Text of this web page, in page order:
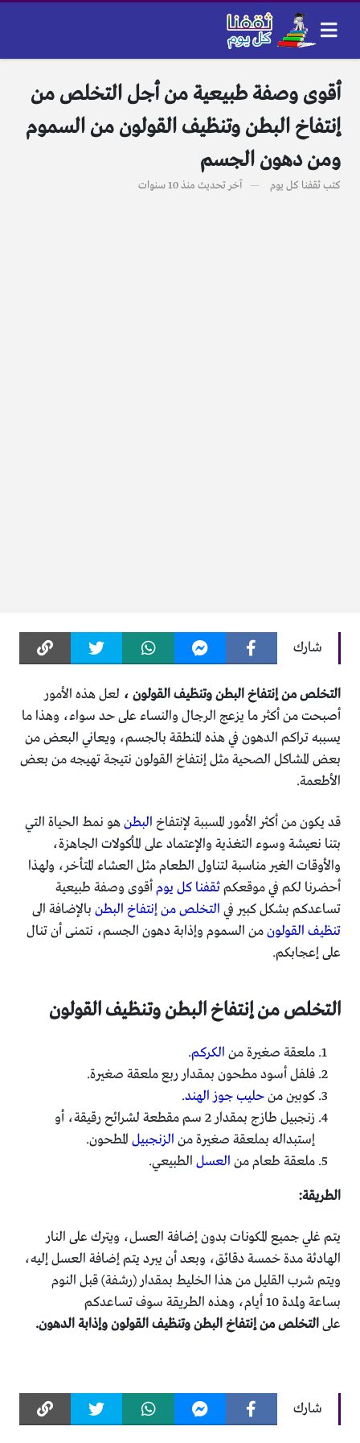
أقوى وصفة طبيعية من أجل التخلص من
إنتفاخ البطن وتنظيف القولون من السموم
ومن دهون الجسم
كتبثقفنا كل يوم آخر تحديث منذ 10 سنوات
شارك
التخلص من إنتفاخ البطن وتنظيف القولون ، لعل هذه الأمور
أصبحت من أكثر ما يزعج الرجال والنساء على حد سواء، وهذا ما
يسببه تراكم الدهون في هذه المنطقة بالجسم، ويعاني البعض من
بعض المشاكل الصحية مثل إنتفاخ القولون نتيجة تهيجه من بعض
الأطعمة.
قد يكون من أكثر الأمور المسببة لإنتفاخ البطنهو نمط الحياة التي
بتنا نعيشة وسوء التغذية والإعتماد على المأكولات الجاهزة،
والأوقات الغير مناسبة لتناول الطعام مثل العشاء المتأخر، ولهذا
أحضرنا لكم في موقعكمثقفنا كل يوم أقوى وصفة طبيعية
تساعدكم بشكل كبير في التخلص من إنتفاخ البطن بالإضافة الى
تنظيف القولونمن السموم وإذابة دهون الجسم، نتمنى أن تنال
على إعجابكم.
التخلص من إنتفاخ البطن وتنظيف القولون
ملعقة صغيرة من الكركم.
فلفل أسود مطحون بمقدار ربع ملعقة صغيرة.
كوبين منحليب جوز الهند.
زنجبيل طازج بمقدار 2 سم مقطعة لشرائح رقيقة، أو
إستبداله بملعقة صغيرة من الزنجبيل المطحون.
ملعقة طعام من العسل الطبيعي.
الطريقة:
يتم غلي جميع المكونات بدون إضافة العسل، ويترك على النار
الهادئة مدة خمسة دقائق، وبعد أن يبرد يتم إضافة العسل إليه،
ويتم شرب القليل من هذا الخليط بمقدار (رشفة) قبل النوم
بساعة ولمدة 10 أيام، وهذه الطريقة سوف تساعدكم
علىالتخلص من إنتفاخ البطن وتنظيف القولون وإذابة الدهون.
شارك